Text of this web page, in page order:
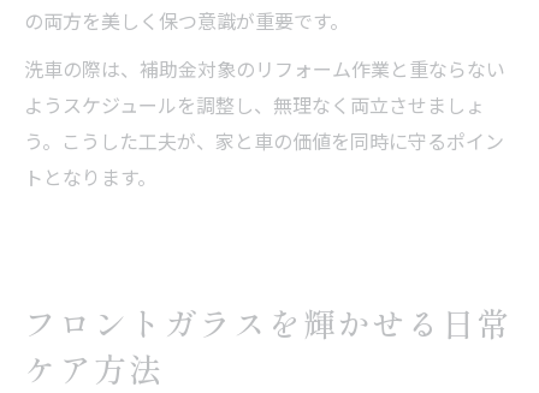
の両方を美しく保つ意識が重要です。
洗車の際は、補助金対象のリフォーム作業と重ならない
ようスケジュールを調整し、無理なく両立させましょ
う。こうした工夫が、家と車の価値を同時に守るポイン
トとなります。
フロントガラスを輝かせる日常
ケア方法